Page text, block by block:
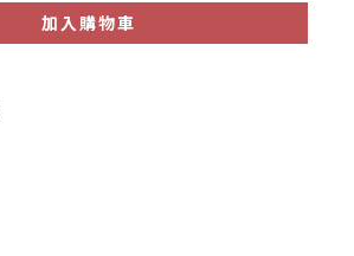
加入購物車